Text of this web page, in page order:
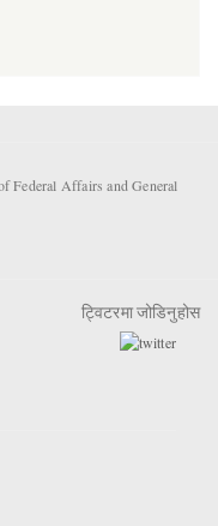
Federal Affairs and General
ट्विटरमा जोडिनुहोस